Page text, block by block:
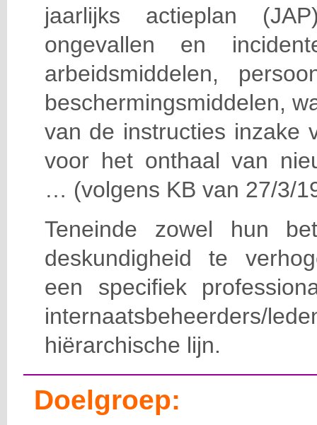
jaarlijks actieplan
ongevallen en
arbeidsmiddelen,
beschermingsmiddelen,
van de instructies inzake
voor het onthaal van
… (volgens KB van 27/3/
Teneinde zowel hun
deskundigheid te
een specifiek
hiërarchische lijn.
Doelgroep: